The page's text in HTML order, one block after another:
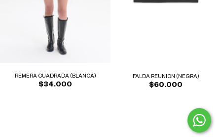
REMERA CUADRADA (BLANCA)
$34.000
FALDA REUNION (NEGRA)
$60.000